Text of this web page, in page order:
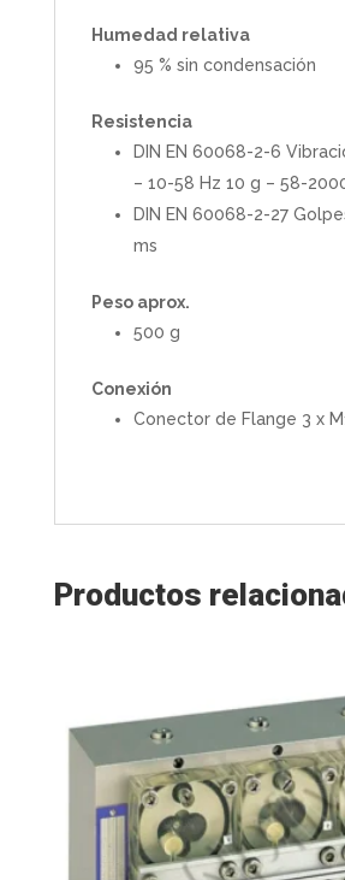
Humedad relativa
95 % sin condensación
Resistencia
DIN EN 60068-2-6
– 10-58 Hz 10 g – 58-
DIN EN 60068-2-27
ms
Peso aprox.
500 g
Conexión
Conector de Flange 3 x
Productos